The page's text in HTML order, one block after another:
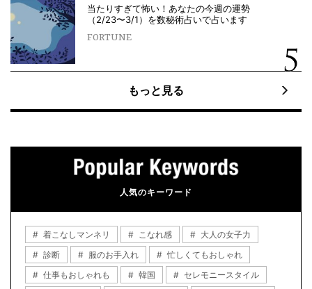
当たりすぎて怖い！あなたの今週の運勢
（2/23〜3/1）を数秘術占いで占います
FORTUNE
もっと見る
人気のキーワード
着こなしマンネリ こなれ感
大人の女子力
診断
服のお手入れ
忙しくてもおしゃれ
仕事もおしゃれも
韓国
セレモニースタイル